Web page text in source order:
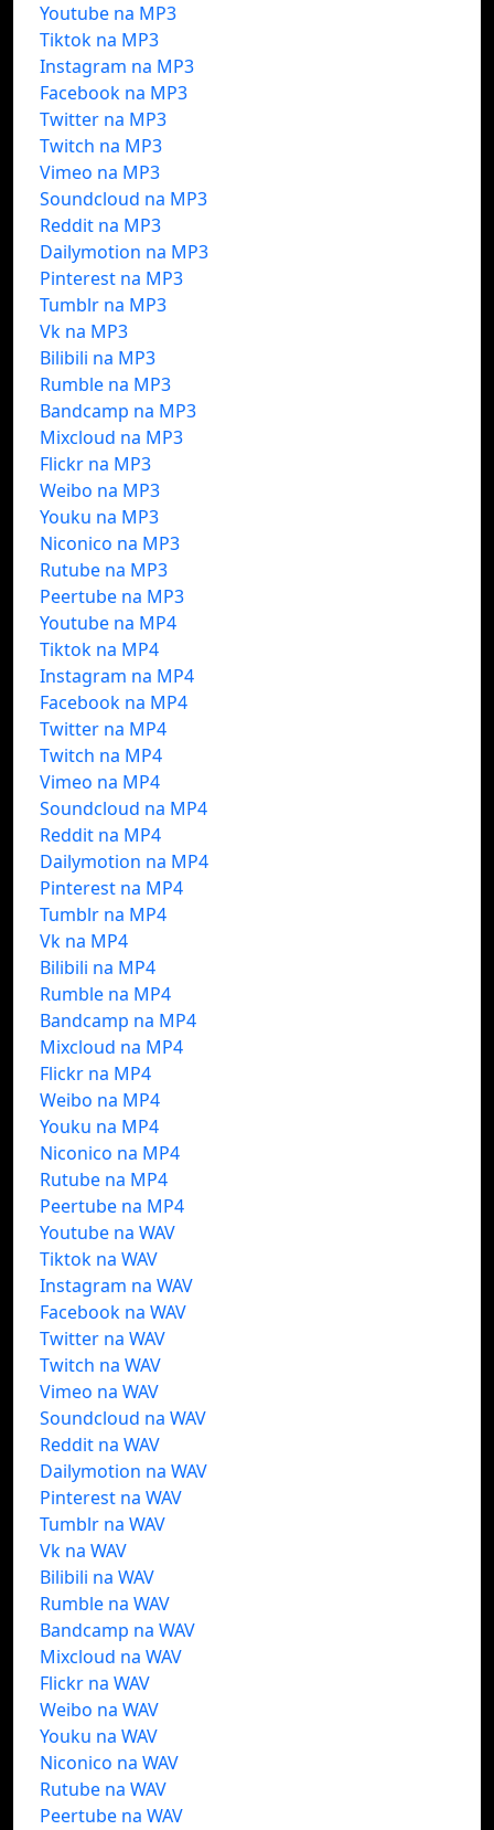
Youtube na MP3
Tiktok na MP3
Instagram na MP3
Facebook na MP3
Twitter na MP3
Twitch na MP3
Vimeo na MP3
Soundcloud na MP3
Reddit na MP3
Dailymotion na MP3
Pinterest na MP3
Tumblr na MP3
Vk na MP3
Bilibili na MP3
Rumble na MP3
Bandcamp na MP3
Mixcloud na MP3
Flickr na MP3
Weibo na MP3
Youku na MP3
Niconico na MP3
Rutube na MP3
Peertube na MP3
Youtube na MP4
Tiktok na MP4
Instagram na MP4
Facebook na MP4
Twitter na MP4
Twitch na MP4
Vimeo na MP4
Soundcloud na MP4
Reddit na MP4
Dailymotion na MP4
Pinterest na MP4
Tumblr na MP4
Vk na MP4
Bilibili na MP4
Rumble na MP4
Bandcamp na MP4
Mixcloud na MP4
Flickr na MP4
Weibo na MP4
Youku na MP4
Niconico na MP4
Rutube na MP4
Peertube na MP4
Youtube na WAV
Tiktok na WAV
Instagram na WAV
Facebook na WAV
Twitter na WAV
Twitch na WAV
Vimeo na WAV
Soundcloud na WAV
Reddit na WAV
Dailymotion na WAV
Pinterest na WAV
Tumblr na WAV
Vk na WAV
Bilibili na WAV
Rumble na WAV
Bandcamp na WAV
Mixcloud na WAV
Flickr na WAV
Weibo na WAV
Youku na WAV
Niconico na WAV
Rutube na WAV
Peertube na WAV